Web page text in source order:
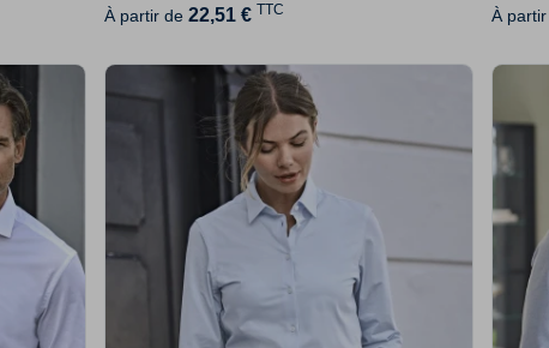
À partir de22,51 € TTC À